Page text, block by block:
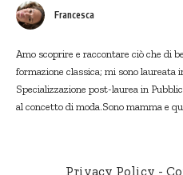
Francesca
Amo scoprire e raccontare ciò che di
formazione classica; mi sono laureata
Specializzazione post-laurea in
al concetto di moda.Sono mamma e
Privacy Policy -